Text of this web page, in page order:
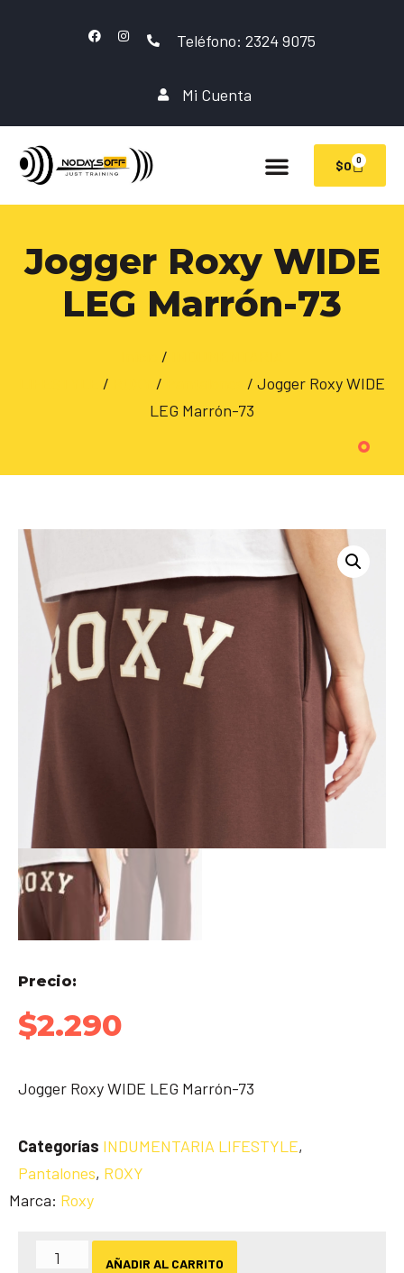
Teléfono: 2324 9075
Mi Cuenta
$0 0
Jogger Roxy WIDE
LEG Marrón-73
/
/ /
/ Jogger Roxy WIDE
LEG Marrón-73
Precio:
$2.290
Jogger Roxy WIDE LEG Marrón-73
Categorías INDUMENTARIA LIFESTYLE,
Pantalones, ROXY
Marca: Roxy
AÑADIR AL CARRITO